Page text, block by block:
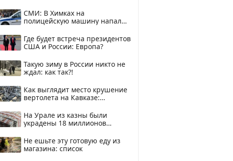
СМИ: В Химках на
полицейскую машину напали
Где будет встреча президентов
США и России: Европа?
Такую зиму в России никто не
ждал: как так?!
Как выглядит место крушение
вертолета на Кавказе:
На Урале из казны были
украдены 18 миллионов
Не ешьте эту готовую еду из
магазина: список